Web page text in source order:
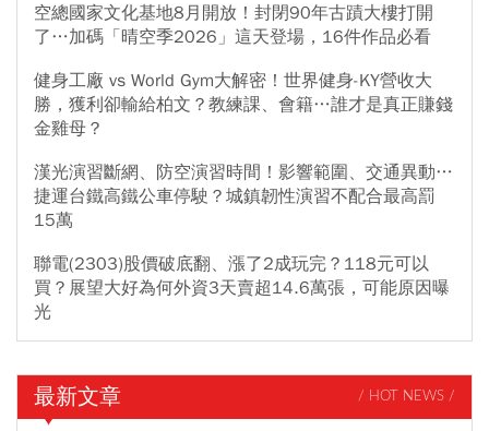
空總國家文化基地8月開放！封閉90年古蹟大樓打開
了…加碼「晴空季2026」這天登場，16件作品必看
健身工廠 vs World Gym大解密！世界健身-KY營收大
勝，獲利卻輸給柏文？教練課、會籍…誰才是真正賺錢
金雞母？
漢光演習斷網、防空演習時間！影響範圍、交通異動…
捷運台鐵高鐵公車停駛？城鎮韌性演習不配合最高罰
15萬
聯電(2303)股價破底翻、漲了2成玩完？118元可以
買？展望大好為何外資3天賣超14.6萬張，可能原因曝
光
最新文章 / HOT NEWS /